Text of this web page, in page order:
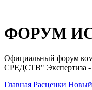
ФОРУМ
Официальный
СРЕДСТВ" Экспертиза -
Главная Расценки